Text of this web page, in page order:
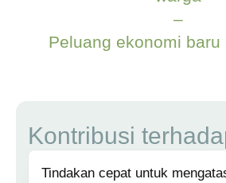
–
Peluang ekonomi baru
Kontribusi
Tindakan cepat untuk